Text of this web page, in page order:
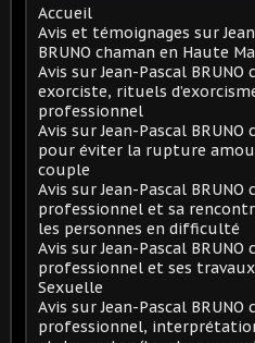
Accueil
Avis et témoignages sur
BRUNO chaman en Haute
Avis sur Jean-Pascal BRUNO
exorciste, rituels
professionnel
Avis sur Jean-Pascal BRUNO
pour éviter la rupture
couple
Avis sur Jean-Pascal BRUNO
professionnel et sa
les personnes en difficulté
Avis sur Jean-Pascal BRUNO
professionnel et ses travaux
Sexuelle
Avis sur Jean-Pascal BRUNO
professionnel,